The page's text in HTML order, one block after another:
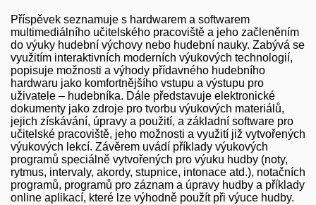
Příspěvek seznamuje s hardwarem a softwarem
multimediálního učitelského pracoviště a jeho začleněním
do výuky hudební výchovy nebo hudební nauky. Zabývá se
využitím interaktivních moderních výukových technologií,
popisuje možnosti a výhody přídavného hudebního
hardwaru jako komfortnějšího vstupu a výstupu pro
uživatele – hudebníka. Dále představuje elektronické
dokumenty jako zdroje pro tvorbu výukových materiálů,
jejich získávání, úpravy a použití, a základní software pro
učitelské pracoviště, jeho možnosti a využití již vytvořených
výukových lekcí. Závěrem uvádí příklady výukových
programů speciálně vytvořených pro výuku hudby (noty,
rytmus, intervaly, akordy, stupnice, intonace atd.), notačních
programů, programů pro záznam a úpravy hudby a příklady
online aplikací, které lze výhodně použít při výuce hudby.